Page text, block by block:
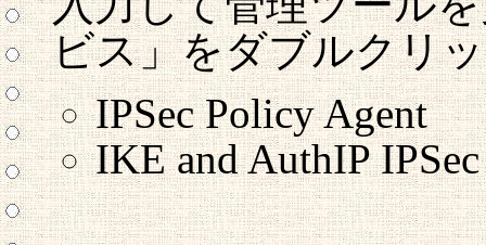
ビス」をダブルクリ
IPSec Policy Agent
IKE and AuthIP